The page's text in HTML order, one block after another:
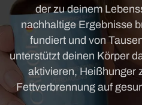
der zu deinem
nachhaltige Ergebnisse
fundiert und von
unterstützt deinen Körper
aktivieren, Heißhunger
Fettverbrennung auf